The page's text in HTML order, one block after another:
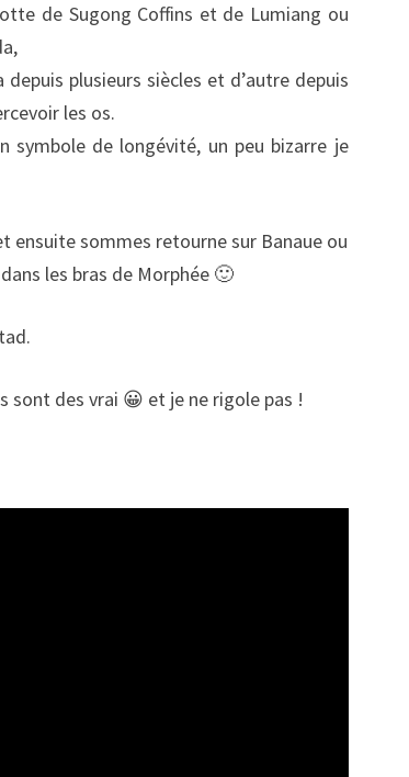
de Sugong Coffins et de Lumiang ou
plusieurs siècles et d’autre depuis
les os.
symbole de longévité, un peu bizarre je
ensuite sommes retourne sur Banaue ou
les bras de Morphée 🙂
sont des vrai 😀 et je ne rigole pas !